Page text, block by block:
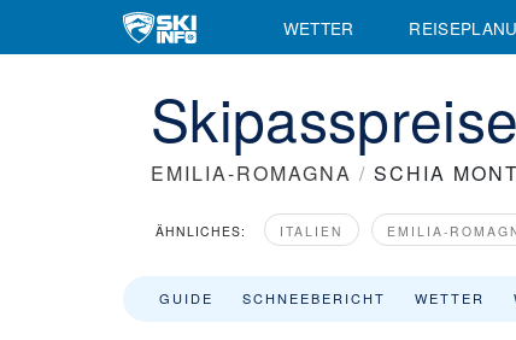
WETTER
EMILIA-ROMAGNA / SCHIA
ÄHNLICHES: ITALIEN EMILIA-
GUIDE SCHNEEBERICHT WETTER